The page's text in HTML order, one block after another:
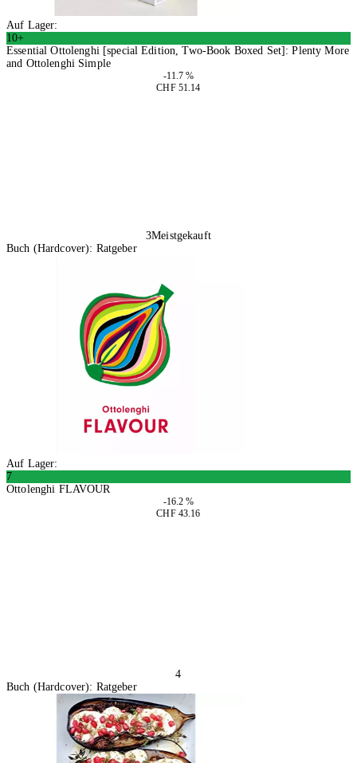
Auf Lager:
10+
Essential Ottolenghi [special Edition, Two-Book Boxed Set]: Plenty More
and Ottolenghi Simple
-11.7 %
CHF 51.14
3Meistgekauft
Buch (Hardcover): Ratgeber
Auf Lager:
7
Ottolenghi FLAVOUR
-16.2 %
CHF 43.16
4
Buch (Hardcover): Ratgeber